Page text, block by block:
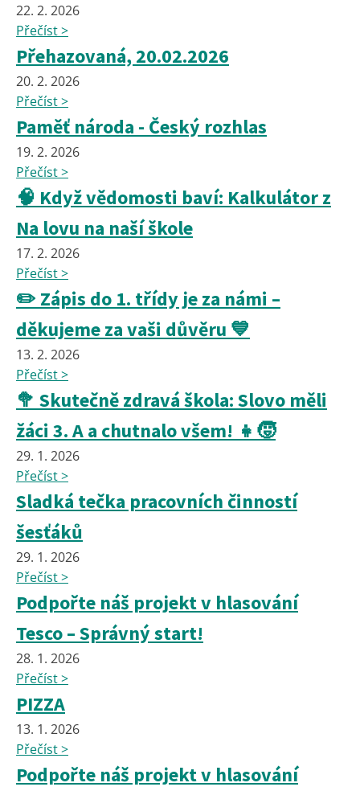
22. 2. 2026
Přečíst >
Přehazovaná, 20.02.2026
20. 2. 2026
Přečíst >
Paměť národa - Český rozhlas
19. 2. 2026
Přečíst >
🧠 Když vědomosti baví: Kalkulátor z
Na lovu na naší škole
17. 2. 2026
Přečíst >
✏️ Zápis do 1. třídy je za námi –
děkujeme za vaši důvěru 💙
13. 2. 2026
Přečíst >
🥦 Skutečně zdravá škola: Slovo měli
žáci 3. A a chutnalo všem! 👧🧒
29. 1. 2026
Přečíst >
Sladká tečka pracovních činností
šesťáků
29. 1. 2026
Přečíst >
Podpořte náš projekt v hlasování
Tesco – Správný start!
28. 1. 2026
Přečíst >
PIZZA
13. 1. 2026
Přečíst >
Podpořte náš projekt v hlasování